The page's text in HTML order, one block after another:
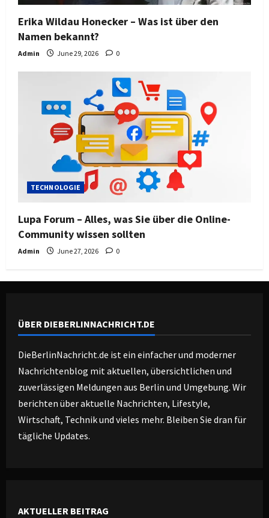
Erika Wildau Honecker – Was ist über den
Namen bekannt?
Admin June 29, 2026 0
TECHNOLOGIE
Lupa Forum – Alles, was Sie über die Online-
Community wissen sollten
Admin June 27, 2026 0
ÜBER DIEBERLINNACHRICHT.DE
DieBerlinNachricht.de ist ein einfacher und moderner
Nachrichtenblog mit aktuellen, übersichtlichen und
zuverlässigen Meldungen aus Berlin und Umgebung. Wir
berichten über aktuelle Nachrichten, Lifestyle,
Wirtschaft, Technik und vieles mehr. Bleiben Sie dran für
tägliche Updates.
AKTUELLER BEITRAG